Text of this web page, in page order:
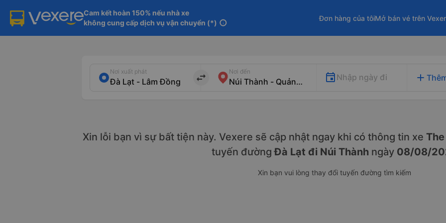
Cam kết hoàn 150% nếu nhà xe
không cung cấp dịch vụ vận chuyển (*) info
Đơn hàng của tôiMở bán vé trên
Nơi xuất phát
import_export
Nơi đến
Nhập ngày đi add
Xin lỗi bạn vì sự bất tiện này. Vexere sẽ cập nhật ngay khi có thông tin xe
tuyến đườngĐà Lạt đi Núi Thànhngày 08/08/
Xin bạn vui lòng thay đổi tuyến đường tìm kiếm